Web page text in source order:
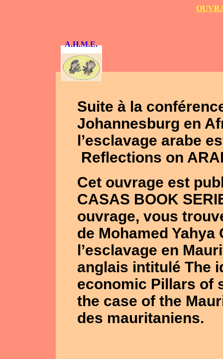
A.H.M.E.
Suite à la
Johannesburg en
l’esclavage arabe
Reflections on
Cet ouvrage est
CASAS BOOK
ouvrage, vous
de Mohamed Yahya
l’esclavage en
anglais intitulé The
economic Pillars of
the case of the
des mauritaniens.